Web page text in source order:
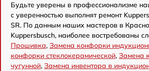
Будьте уверены в профессионализме
с уверенностью выполнят ремонт
SR. По данным наших мастеров в
Kuppersbusch, наиболее востребованы
Прошивка, Замена конфорки
конфорки стеклокерамической, Замена
чугунной, Замена инвентора в